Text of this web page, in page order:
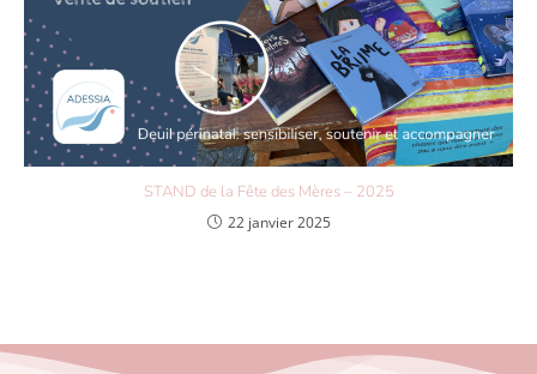
STAND de la Fête des Mères – 2025
22 janvier 2025